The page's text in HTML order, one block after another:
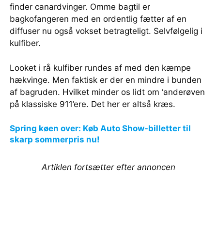
finder canardvinger. Omme bagtil er
bagkofangeren med en ordentlig fætter af en
diffuser nu også vokset betragteligt. Selvfølgelig i
kulfiber.
Looket i rå kulfiber rundes af med den kæmpe
hækvinge. Men faktisk er der en mindre i bunden
af bagruden. Hvilket minder os lidt om ‘anderøven
på klassiske 911’ere. Det her er altså kræs.
Spring køen over: Køb Auto Show-billetter til
skarp sommerpris nu!
Artiklen fortsætter efter annoncen